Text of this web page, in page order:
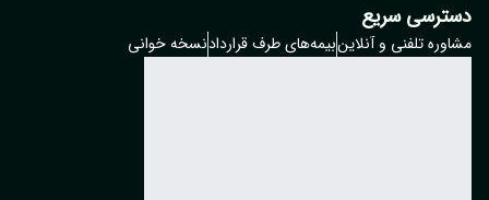
دسترسی سریع
مشاوره تلفنی و آنلاینبیمه‌های طرف قراردادنسخه خوانی